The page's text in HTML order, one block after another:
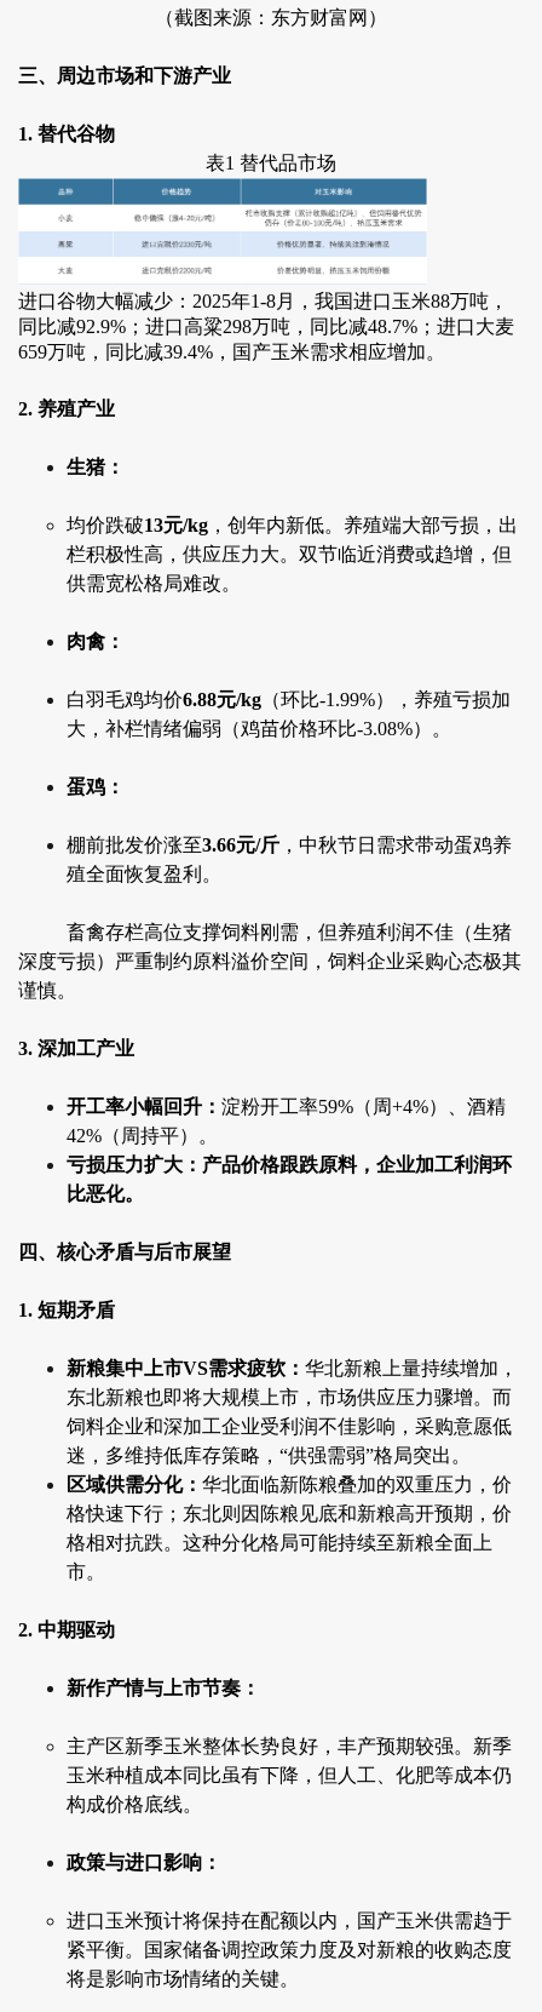
（截图来源：东方财富网）
三、周边市场和下游产业
1. 替代谷物
表1 替代品市场
进口谷物大幅减少：2025年1-8月，我国进口玉米88万吨，
同比减92.9%；进口高粱298万吨，同比减48.7%；进口大麦
659万吨，同比减39.4%，国产玉米需求相应增加。
2. 养殖产业
生猪：
均价跌破13元/kg ，创年内新低。养殖端大部亏损，出
栏积极性高，供应压力大。双节临近消费或趋增，但
供需宽松格局难改。
肉禽：
白羽毛鸡均价6.88元/kg （环比-1.99%），养殖亏损加
大，补栏情绪偏弱（鸡苗价格环比-3.08%）。
蛋鸡：
棚前批发价涨至3.66元/斤 ，中秋节日需求带动蛋鸡养
殖全面恢复盈利。
畜禽存栏高位支撑饲料刚需，但养殖利润不佳（生猪
深度亏损）严重制约原料溢价空间，饲料企业采购心态极其
谨慎。
3. 深加工产业
开工率小幅回升： 淀粉开工率59%（周+4%）、酒精
42%（周持平）。
亏损压力扩大：产品价格跟跌原料，企业加工利润环
比恶化。
四、核心矛盾与后市展望
1. 短期矛盾
新粮集中上市VS需求疲软： 华北新粮上量持续增加，
东北新粮也即将大规模上市，市场供应压力骤增。而
饲料企业和深加工企业受利润不佳影响，采购意愿低
迷，多维持低库存策略，“供强需弱”格局突出。
区域供需分化： 华北面临新陈粮叠加的双重压力，价
格快速下行；东北则因陈粮见底和新粮高开预期，价
格相对抗跌。这种分化格局可能持续至新粮全面上
市。
2. 中期驱动
新作产情与上市节奏：
主产区新季玉米整体长势良好，丰产预期较强。新季
玉米种植成本同比虽有下降，但人工、化肥等成本仍
构成价格底线。
政策与进口影响：
进口玉米预计将保持在配额以内，国产玉米供需趋于
紧平衡。国家储备调控政策力度及对新粮的收购态度
将是影响市场情绪的关键。